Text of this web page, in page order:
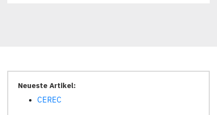
Neueste Artikel:
CEREC